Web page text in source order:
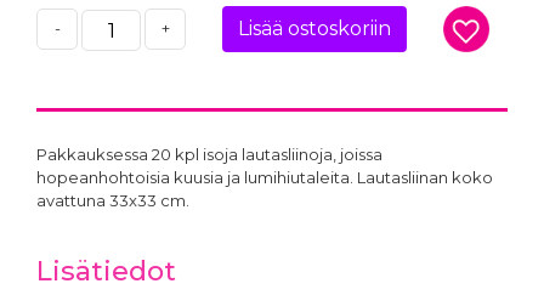
- + Lisää ostoskoriin
Pakkauksessa 20 kpl isoja lautasliinoja, joissa
hopeanhohtoisia kuusia ja lumihiutaleita. Lautasliinan koko
avattuna 33x33 cm.
Lisätiedot